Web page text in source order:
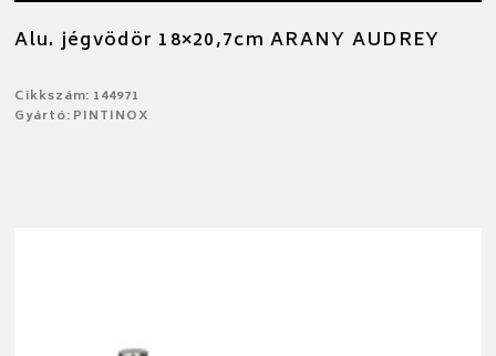
Alu. jégvödör 18×20,7cm ARANY AUDREY
Cikkszám: 144971
Gyártó: PINTINOX